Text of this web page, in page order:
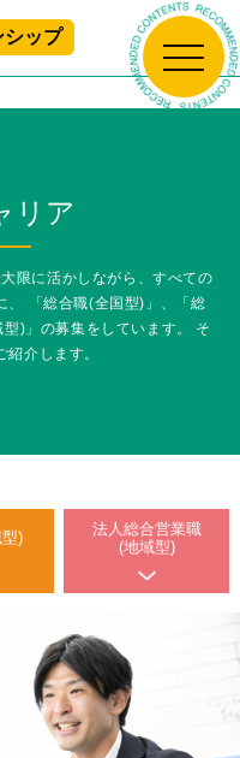
シップマイページログイン
リア
限に活かしながら、すべての
「総合職(全国型)」、「総
)」の募集をしています。
そ
介します。
)
法人総合営業職
(地域型)